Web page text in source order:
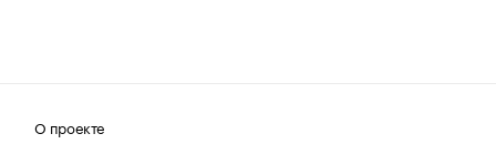
О проекте